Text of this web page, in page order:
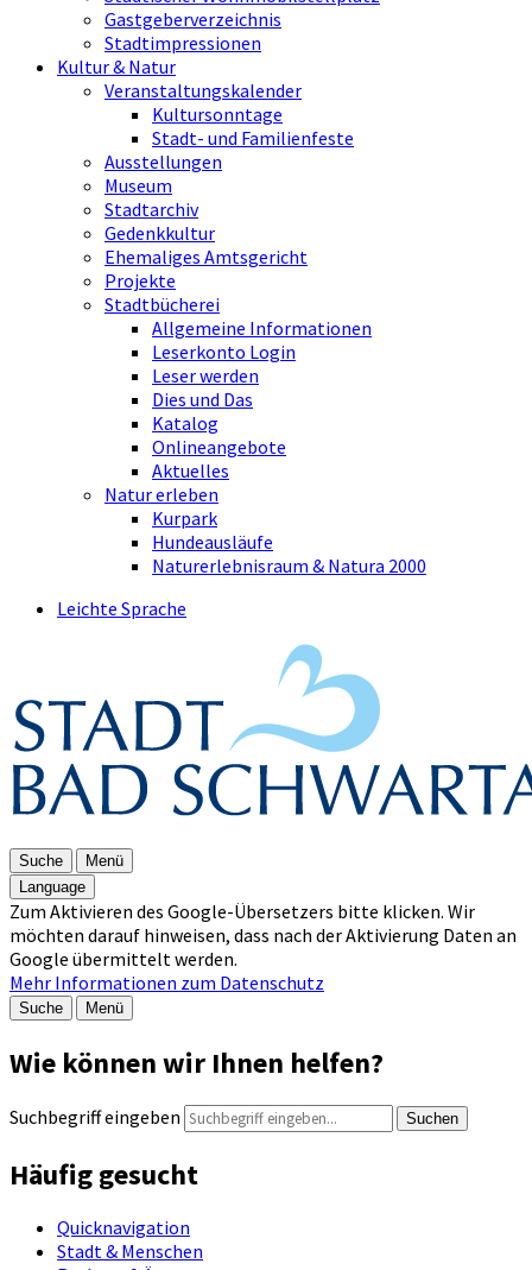
Gastgeberverzeichnis
Stadtimpressionen
Kultur & Natur
Veranstaltungskalender
Kultursonntage
Stadt- und Familienfeste
Ausstellungen
Museum
Stadtarchiv
Gedenkkultur
Ehemaliges Amtsgericht
Projekte
Stadtbücherei
Allgemeine Informationen
Leserkonto Login
Leser werden
Dies und Das
Katalog
Onlineangebote
Aktuelles
Natur erleben
Kurpark
Hundeausläufe
Naturerlebnisraum & Natura 2000
Leichte Sprache
Suche
Menü
Language
Zum Aktivieren des Google-Übersetzers bitte klicken. Wir
möchten darauf hinweisen, dass nach der Aktivierung Daten an
Google übermittelt werden.
Mehr Informationen zum Datenschutz
Suche Menü
Wie können wir Ihnen helfen?
Suchbegriff eingeben Suchen
Häufig gesucht
Quicknavigation
Stadt & Menschen